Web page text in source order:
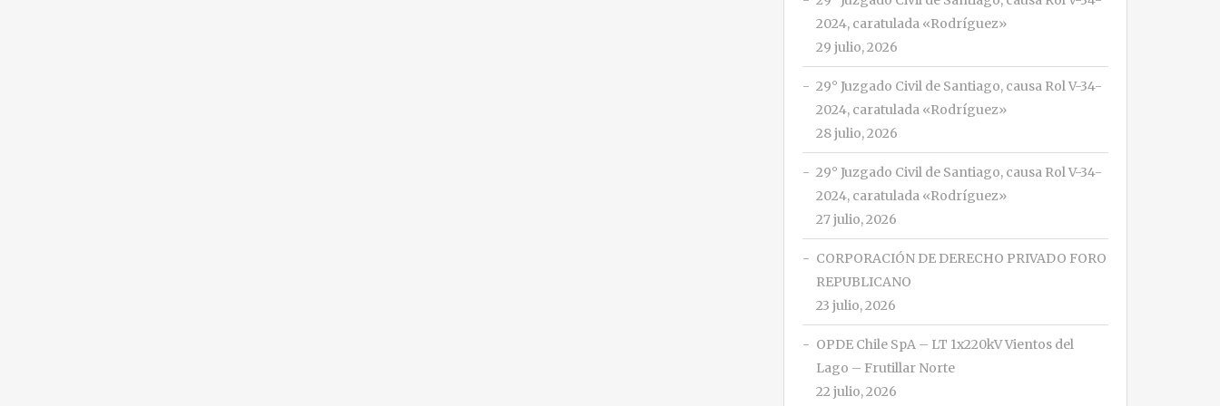
2024, caratulada «Rodríguez»
29 julio, 2026
29° Juzgado Civil de Santiago, causa Rol V-34-
2024, caratulada «Rodríguez»
28 julio, 2026
29° Juzgado Civil de Santiago, causa Rol V-34-
2024, caratulada «Rodríguez»
27 julio, 2026
CORPORACIÓN DE DERECHO PRIVADO FORO
REPUBLICANO
23 julio, 2026
OPDE Chile SpA – LT 1x220kV Vientos del
Lago – Frutillar Norte
22 julio, 2026